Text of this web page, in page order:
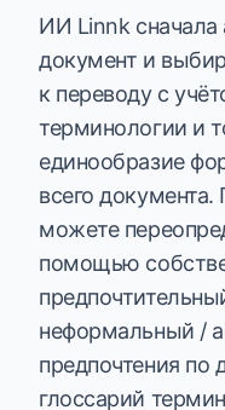
ИИ Linnk сначала
документ и
к переводу с
терминологии и
единообразие
всего
можете
помощью
неформальный /
предпочтения по
глоссарий